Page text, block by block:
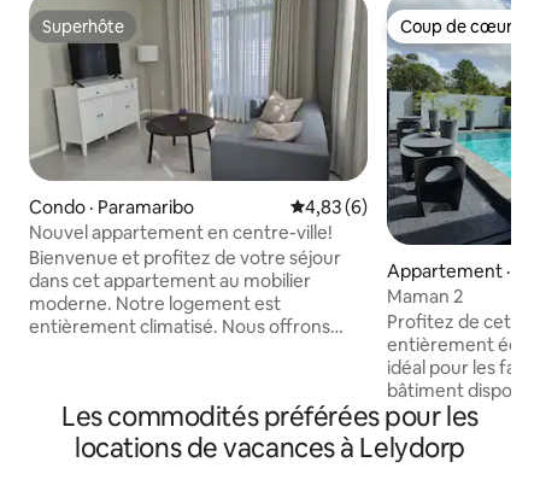
Superhôte
Superhôte
Condo · Paramaribo Note moyenne de 4,83 sur 5,
4,83 (6)
Nouvel appartement en centre-ville!
Bienvenue et profitez de votre séjour
dans cet appartement au mobilier
moderne. Notre logement est
entièrement climatisé. Nous offrons
chambres comprennent un très grand
lit, un placard et une grande chaise pour
se détendre. Si vous regardez vers
Coup de cœur
Coup de cœur
Appartement ·
Maman 2
Profitez de cet
entièrement
idéal pour les
bâtiment dispose
La cuisine est
des ustensiles,
cuisinière
Les commodités préférées pour les
locations de vacances à Lelydorp